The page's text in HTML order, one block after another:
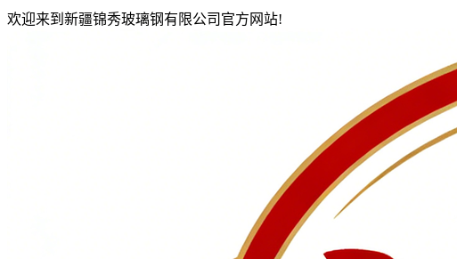
欢迎来到新疆锦秀玻璃钢有限公司官方网站!